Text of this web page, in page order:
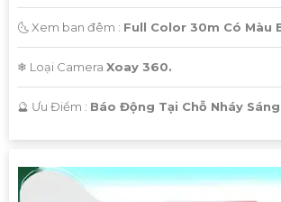
🌜 Xem ban đêm : Full Color 30m Có Màu
❄ Loại Camera Xoay 360.
️🔮 Ưu Điểm : Báo Động Tại Chỗ Nháy